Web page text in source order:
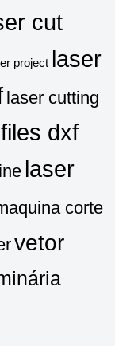
cut
project laser
laser cutting
dxf
laser
corte
vetor